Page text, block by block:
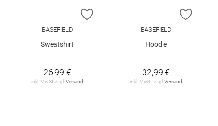
ZUR WUNSCHLISTE HINZUFÜGEN
BASEFIELD
Sweatshirt
26,99 €
inkl. MwSt. zzgl. Versand
ZUR
BASEFIELD
Hoodie
32,99 €
inkl. MwSt. zzgl. Versand